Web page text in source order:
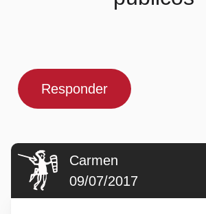
Responder
Carmen
09/07/2017